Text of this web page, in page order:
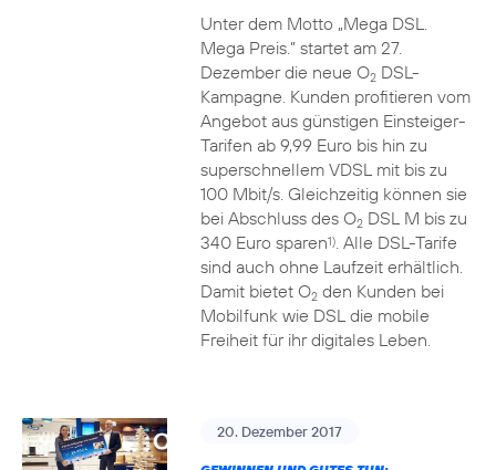
Unter dem Motto „Mega DSL.
Mega Preis.” startet am 27.
Dezember die neue O2DSL-
Kampagne. Kunden profitieren vom
Angebot aus günstigen Einsteiger-
Tarifen ab 9,99 Euro bis hin zu
superschnellem VDSL mit bis zu
100 Mbit/s. Gleichzeitig können sie
bei Abschluss des O2DSL M bis zu
340 Euro sparen1). Alle DSL-Tarife
sind auch ohne Laufzeit erhältlich.
Damit bietet O2den Kunden bei
Mobilfunk wie DSL die mobile
Freiheit für ihr digitales Leben.
20. Dezember 2017